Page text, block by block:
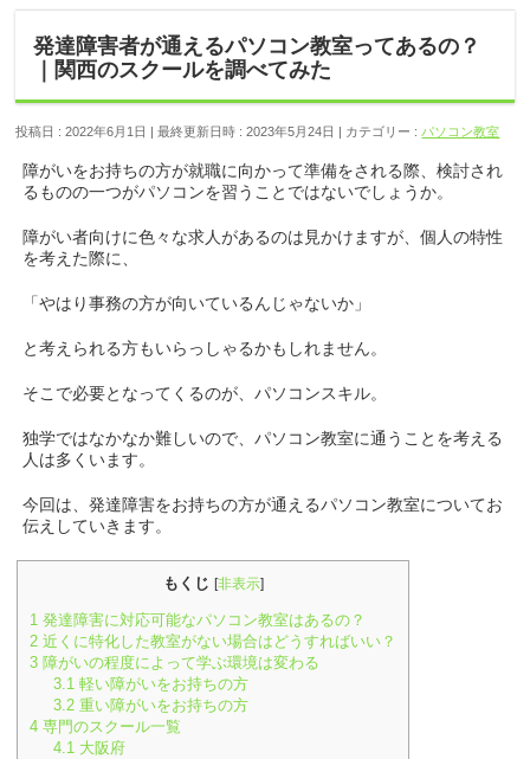
発達障害者が通えるパソコン教室ってあるの？
｜関西のスクールを調べてみた
投稿日 : 2022年6月1日 最終更新日時 : 2023年5月24日 カテゴリー : パソコン教室
障がいをお持ちの方が就職に向かって準備をされる際、検討され
るものの一つがパソコンを習うことではないでしょうか。
障がい者向けに色々な求人があるのは見かけますが、個人の特性
を考えた際に、
「やはり事務の方が向いているんじゃないか」
と考えられる方もいらっしゃるかもしれません。
そこで必要となってくるのが、パソコンスキル。
独学ではなかなか難しいので、パソコン教室に通うことを考える
人は多くいます。
今回は、発達障害をお持ちの方が通えるパソコン教室についてお
伝えしていきます。
もくじ [非表示]
1 発達障害に対応可能なパソコン教室はあるの？
2 近くに特化した教室がない場合はどうすればいい？
3 障がいの程度によって学ぶ環境は変わる
3.1 軽い障がいをお持ちの方
3.2 重い障がいをお持ちの方
4 専門のスクール一覧
4.1 大阪府